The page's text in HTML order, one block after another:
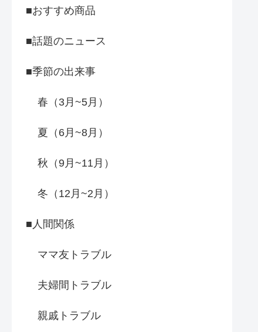
■おすすめ商品
■話題のニュース
■季節の出来事
春（3月~5月）
夏（6月~8月）
秋（9月~11月）
冬（12月~2月）
■人間関係
ママ友トラブル
夫婦間トラブル
親戚トラブル